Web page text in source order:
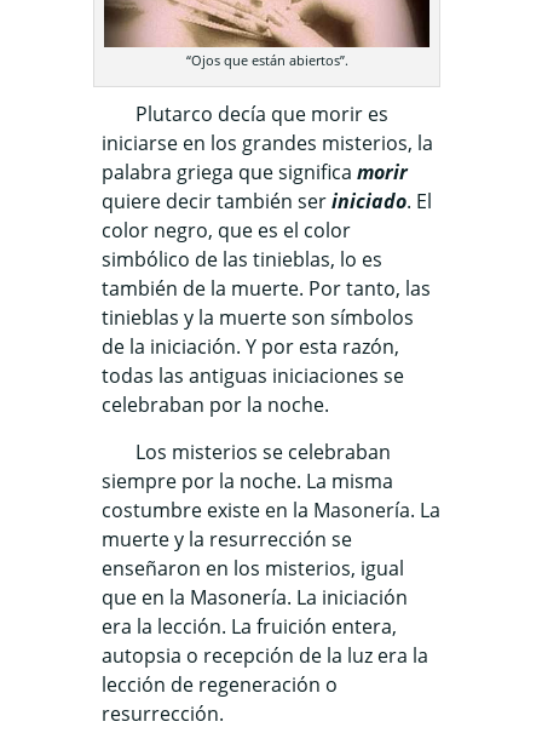
“Ojos que están abiertos”.
Plutarco decía que morir es
iniciarse en los grandes misterios, la
palabra griega que significa morir
quiere decir también seriniciado. El
color negro, que es el color
simbólico de las tinieblas, lo es
también de la muerte. Por tanto, las
tinieblas y la muerte son símbolos
de la iniciación. Y por esta razón,
todas las antiguas iniciaciones se
celebraban por la noche.
Los misterios se celebraban
siempre por la noche. La misma
costumbre existe en la Masonería. La
muerte y la resurrección se
enseñaron en los misterios, igual
que en la Masonería. La iniciación
era la lección. La fruición entera,
autopsia o recepción de la luz era la
lección de regeneración o
resurrección.